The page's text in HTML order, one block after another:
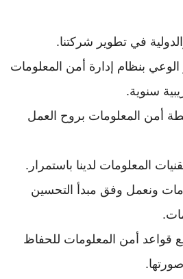
في تطوير شركتنا.
بنظام إدارة أمن المعلومات
سنوية.
أمن المعلومات بروح العمل
المعلومات لدينا باستمرار.
ونعمل وفق مبدأ التحسين
قواعد أمن المعلومات للحفاظ